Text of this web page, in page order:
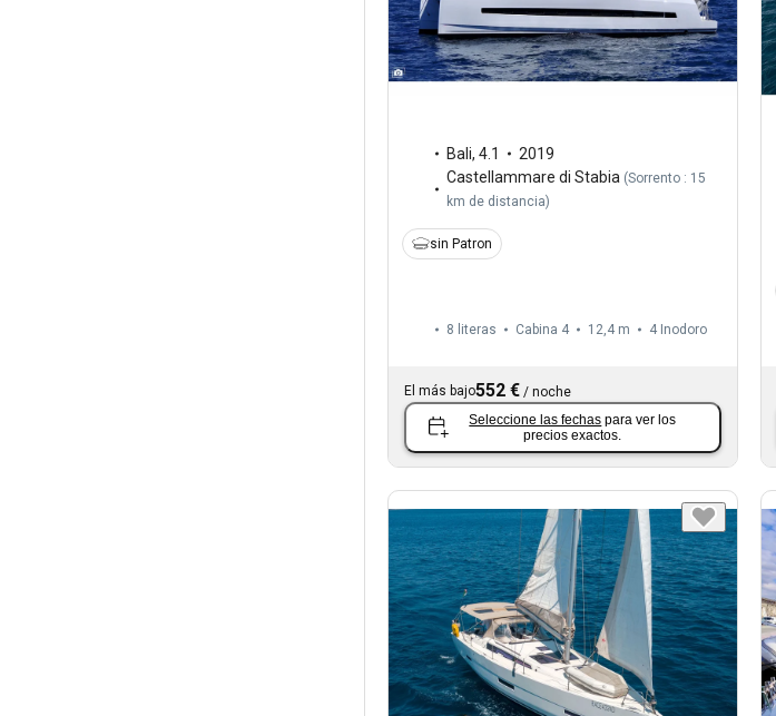
Bali, 4.1
2019
Castellammare di Stabia (Sorrento : 15
km de distancia)
sin Patron
8 literas Cabina 4 12,4 m 4 Inodoro
El más bajo552 € / noche
Seleccione las fechas para ver los
precios exactos.